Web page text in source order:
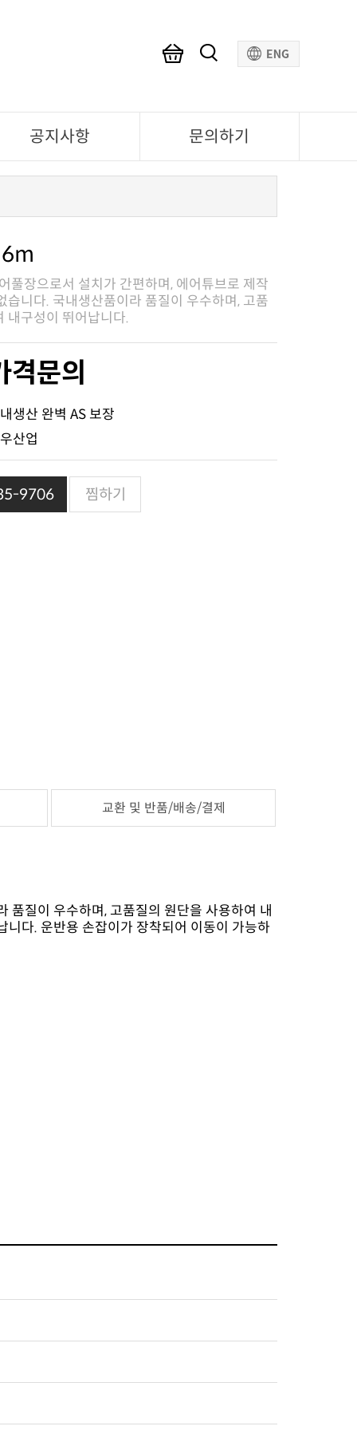
공지사항 문의하기
내구성이 뛰어납니다.
격문의
생산 완벽 AS 보장
산업
9706 찜하기
교환 및 반품/배송/결제